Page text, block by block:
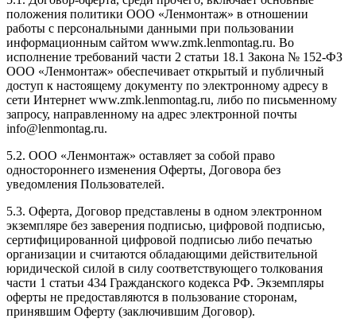
положения политики ООО «Ленмонтаж» в отношении
работы с персональными данными при пользовании
информационным сайтом www.zmk.lenmontag.ru. Во
исполнение требований части 2 статьи 18.1 Закона № 152-ФЗ
ООО «Ленмонтаж» обеспечивает открытый и публичный
доступ к настоящему документу по электронному адресу в
сети Интернет www.zmk.lenmontag.ru, либо по письменному
запросу, направленному на адрес электронной почты
info@lenmontag.ru.
5.2. ООО «Ленмонтаж» оставляет за собой право
одностороннего изменения Оферты, Договора без
уведомления Пользователей.
5.3. Оферта, Договор представлены в одном электронном
экземпляре без заверения подписью, цифровой подписью,
сертифицированной цифровой подписью либо печатью
организации и считаются обладающими действительной
юридической силой в силу соответствующего толкования
части 1 статьи 434 Гражданского кодекса РФ. Экземпляры
оферты не предоставляются в пользование сторонам,
принявшим Оферту (заключившим Договор).